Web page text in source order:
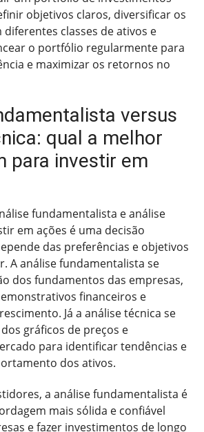
objetivos claros, diversificar os
classes de ativos e
o portfólio regularmente para
e maximizar os retornos no
versus
qual a melhor
para investir em
fundamentalista e análise
em ações é uma decisão
das preferências e objetivos
A análise fundamentalista se
dos fundamentos das empresas,
financeiros e
Já a análise técnica se
gráficos de preços e
para identificar tendências e
dos ativos.
a análise fundamentalista é
mais sólida e confiável
e fazer investimentos de longo